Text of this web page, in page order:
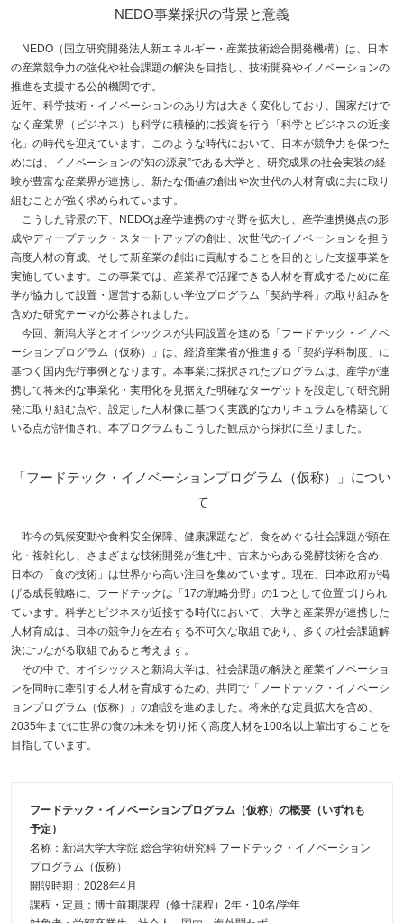
NEDO事業採択の背景と意義
NEDO（国立研究開発法人新エネルギー・産業技術総合開発機構）は、日本
の産業競争力の強化や社会課題の解決を目指し、技術開発やイノベーションの
推進を支援する公的機関です。
近年、科学技術・イノベーションのあり方は大きく変化しており、国家だけで
なく産業界（ビジネス）も科学に積極的に投資を行う「科学とビジネスの近接
化」の時代を迎えています。このような時代において、日本が競争力を保つた
めには、イノベーションの“知の源泉”である大学と、研究成果の社会実装の経
験が豊富な産業界が連携し、新たな価値の創出や次世代の人材育成に共に取り
組むことが強く求められています。
こうした背景の下、NEDOは産学連携のすそ野を拡大し、産学連携拠点の形
成やディープテック・スタートアップの創出、次世代のイノベーションを担う
高度人材の育成、そして新産業の創出に貢献することを目的とした支援事業を
実施しています。この事業では、産業界で活躍できる人材を育成するために産
学が協力して設置・運営する新しい学位プログラム「契約学科」の取り組みを
含めた研究テーマが公募されました。
今回、新潟大学とオイシックスが共同設置を進める「フードテック・イノベ
ーションプログラム（仮称）」は、経済産業省が推進する「契約学科制度」に
基づく国内先行事例となります。本事業に採択されたプログラムは、産学が連
携して将来的な事業化・実用化を見据えた明確なターゲットを設定して研究開
発に取り組む点や、設定した人材像に基づく実践的なカリキュラムを構築して
いる点が評価され、本プログラムもこうした観点から採択に至りました。
「フードテック・イノベーションプログラム（仮称）」につい
て
昨今の気候変動や食料安全保障、健康課題など、食をめぐる社会課題が顕在
化・複雑化し、さまざまな技術開発が進む中、古来からある発酵技術を含め、
日本の「食の技術」は世界から高い注目を集めています。現在、日本政府が掲
げる成長戦略に、フードテックは「17の戦略分野」の1つとして位置づけられ
ています。科学とビジネスが近接する時代において、大学と産業界が連携した
人材育成は、日本の競争力を左右する不可欠な取組であり、多くの社会課題解
決につながる取組であると考えます。
その中で、オイシックスと新潟大学は、社会課題の解決と産業イノベーショ
ンを同時に牽引する人材を育成するため、共同で「フードテック・イノベーシ
ョンプログラム（仮称）」の創設を進めました。将来的な定員拡大を含め、
2035年までに世界の食の未来を切り拓く高度人材を100名以上輩出することを
目指しています。
フードテック・イノベーションプログラム（仮称）の概要（いずれも
予定）
名称：新潟大学大学院 総合学術研究科 フードテック・イノベーション
プログラム（仮称）
開設時期：2028年4月
課程・定員：博士前期課程（修士課程）2年・10名/学年